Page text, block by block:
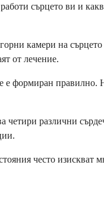
сърцето ви и
камери на
от лечение.
е формиран правилно.
различни
често изискват